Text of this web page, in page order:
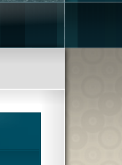
Foto-Dorog.RU.